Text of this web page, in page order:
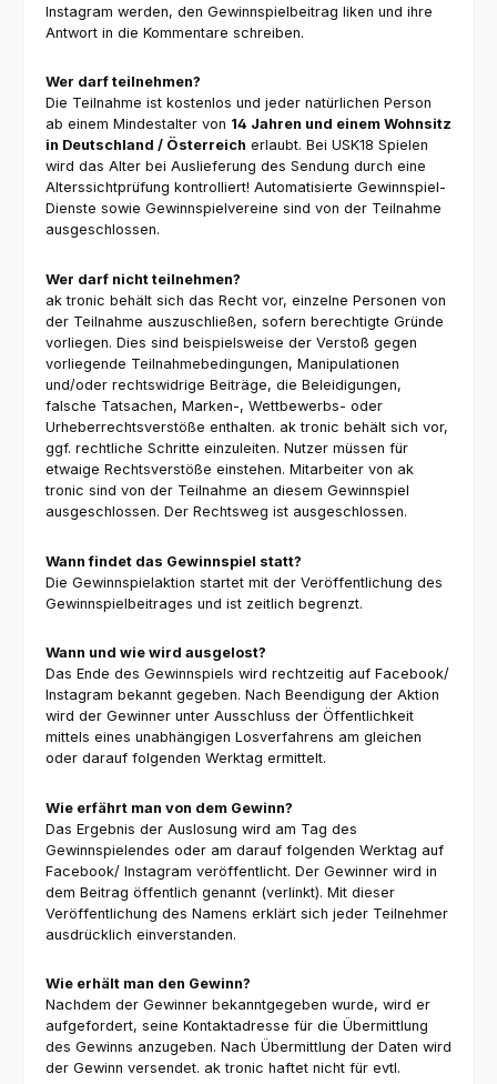
Instagram werden, den Gewinnspielbeitrag liken und ihre
Antwort in die Kommentare schreiben.
Wer darf teilnehmen?
Die Teilnahme ist kostenlos und jeder natürlichen Person
ab einem Mindestalter von 14 Jahren und einem Wohnsitz
in Deutschland / Österreich erlaubt. Bei USK18 Spielen
wird das Alter bei Auslieferung des Sendung durch eine
Alterssichtprüfung kontrolliert! Automatisierte Gewinnspiel-
Dienste sowie Gewinnspielvereine sind von der Teilnahme
ausgeschlossen.
Wer darf nicht teilnehmen?
ak tronic behält sich das Recht vor, einzelne Personen von
der Teilnahme auszuschließen, sofern berechtigte Gründe
vorliegen. Dies sind beispielsweise der Verstoß gegen
vorliegende Teilnahmebedingungen, Manipulationen
und/oder rechtswidrige Beiträge, die Beleidigungen,
falsche Tatsachen, Marken-, Wettbewerbs- oder
Urheberrechtsverstöße enthalten. ak tronic behält sich vor,
ggf. rechtliche Schritte einzuleiten. Nutzer müssen für
etwaige Rechtsverstöße einstehen. Mitarbeiter von ak
tronic sind von der Teilnahme an diesem Gewinnspiel
ausgeschlossen. Der Rechtsweg ist ausgeschlossen.
Wann findet das Gewinnspiel statt?
Die Gewinnspielaktion startet mit der Veröffentlichung des
Gewinnspielbeitrages und ist zeitlich begrenzt.
Wann und wie wird ausgelost?
Das Ende des Gewinnspiels wird rechtzeitig auf Facebook/
Instagram bekannt gegeben. Nach Beendigung der Aktion
wird der Gewinner unter Ausschluss der Öffentlichkeit
mittels eines unabhängigen Losverfahrens am gleichen
oder darauf folgenden Werktag ermittelt.
Wie erfährt man von dem Gewinn?
Das Ergebnis der Auslosung wird am Tag des
Gewinnspielendes oder am darauf folgenden Werktag auf
Facebook/ Instagram veröffentlicht. Der Gewinner wird in
dem Beitrag öffentlich genannt (verlinkt). Mit dieser
Veröffentlichung des Namens erklärt sich jeder Teilnehmer
ausdrücklich einverstanden.
Wie erhält man den Gewinn?
Nachdem der Gewinner bekanntgegeben wurde, wird er
aufgefordert, seine Kontaktadresse für die Übermittlung
des Gewinns anzugeben. Nach Übermittlung der Daten wird
der Gewinn versendet. ak tronic haftet nicht für evtl.